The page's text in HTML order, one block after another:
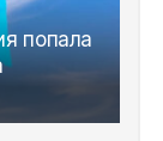
попала